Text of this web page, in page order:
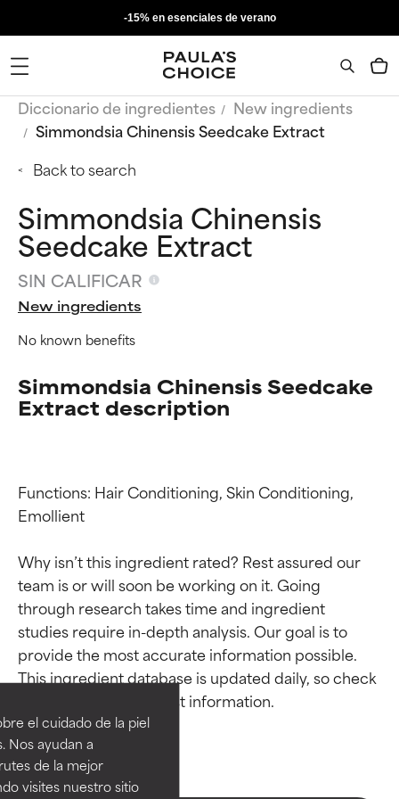
el cuidado de la piel
Nos ayudan a
de la mejor
visites nuestro sitio
-15% en esenciales de verano
Diccionario de ingredientes
New ingredients
Simmondsia Chinensis Seedcake Extract
Back to search
Simmondsia Chinensis
Seedcake Extract
SIN CALIFICAR
New ingredients
No known benefits
Simmondsia Chinensis Seedcake
Extract description
Functions: Hair Conditioning, Skin Conditioning,
Emollient
Why isn’t this ingredient rated? Rest assured our
team is or will soon be working on it. Going
through research takes time and ingredient
studies require in-depth analysis. Our goal is to
provide the most accurate information possible.
This ingredient database is updated daily, so check
Calificaciones de
ingredientes
EXCELENTE
Ingrediente sobresaliente con
beneficios reales para la piel. Su
Calificaciones de
ingredientes
EXCELENTE
Ingrediente sobresaliente con
beneficios reales para la piel. Su